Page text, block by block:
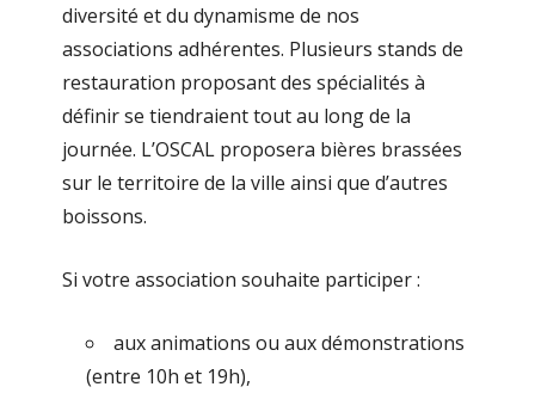
diversité et du dynamisme de nos
associations adhérentes. Plusieurs stands de
restauration proposant des spécialités à
définir se tiendraient tout au long de la
journée. L’OSCAL proposera bières brassées
sur le territoire de la ville ainsi que d’autres
boissons.
Si votre association souhaite participer :
aux animations ou aux démonstrations
(entre 10h et 19h),